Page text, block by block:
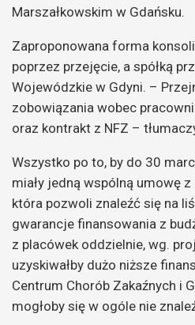
Marszałkowskim w Gdańsku.
Zaproponowana forma
poprzez przejęcie, a spółką
Wojewódzkie w Gdyni. –
zobowiązania wobec
oraz kontrakt z NFZ –
Wszystko po to, by do 30
miały jedną wspólną umowę z
która pozwoli znaleźć się na
gwarancje finansowania z
z placówek oddzielnie, wg.
uzyskiwałby dużo niższe
Centrum Chorób Zakaźnych i
mogłoby się w ogóle nie